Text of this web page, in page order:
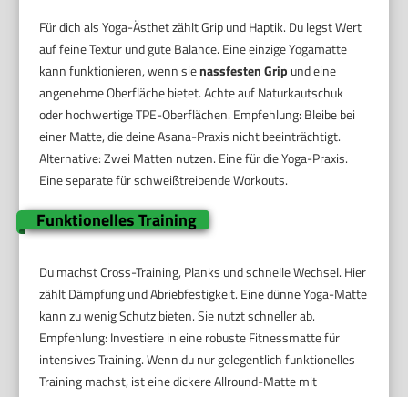
Für dich als Yoga-Ästhet zählt Grip und Haptik. Du legst Wert
auf feine Textur und gute Balance. Eine einzige Yogamatte
kann funktionieren, wenn sienassfesten Grip und eine
angenehme Oberfläche bietet. Achte auf Naturkautschuk
oder hochwertige TPE-Oberflächen. Empfehlung: Bleibe bei
einer Matte, die deine Asana-Praxis nicht beeinträchtigt.
Alternative: Zwei Matten nutzen. Eine für die Yoga-Praxis.
Eine separate für schweißtreibende Workouts.
Funktionelles Training
Du machst Cross-Training, Planks und schnelle Wechsel. Hier
zählt Dämpfung und Abriebfestigkeit. Eine dünne Yoga-Matte
kann zu wenig Schutz bieten. Sie nutzt schneller ab.
Empfehlung: Investiere in eine robuste Fitnessmatte für
intensives Training. Wenn du nur gelegentlich funktionelles
Training machst, ist eine dickere Allround-Matte mit